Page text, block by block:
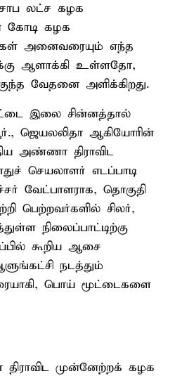
லட்ச கழக
கோடி கழக
அனைவரையும் எந்த
ஆளாக்கி உள்ளதோ,
வேதனை அளிக்கிறது.
இலை சின்னத்தால்
ஜெயலலிதா ஆகியோரின்
அண்ணா திராவிட
செயலாளர் எடப்பாடி
வேட்பாளராக, தொகுதி
பெற்றவர்களில் சிலர்,
நிலைப்பாட்டிற்கு
கூறிய ஆசை
நடத்தும்
பொய் மூட்டைகளை
முன்னேற்றக் கழக